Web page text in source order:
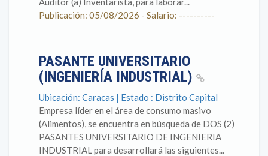
Publicación: 05/08/2026 - Salario: ----------
PASANTE UNIVERSITARIO
(INGENIERÍA INDUSTRIAL)
Ubicación: Caracas | Estado : Distrito Capital
Empresa líder en el área de consumo masivo
(Alimentos), se encuentra en búsqueda de DOS (2)
PASANTES UNIVERSITARIO DE INGENIERIA
INDUSTRIAL para desarrollará las siguientes...